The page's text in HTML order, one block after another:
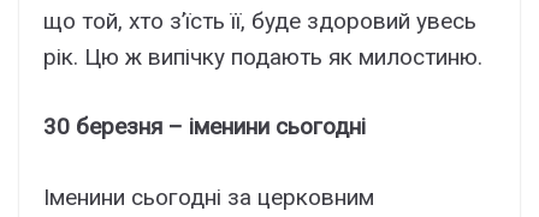
що той, хто з’їсть її, буде здоровий увесь
рік. Цю ж випічку подають як милостиню.
30 березня – іменини сьогодні
Іменини сьогодні за церковним